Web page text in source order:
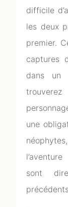
difficile
les deux
premier.
captures
dans un
une
sont